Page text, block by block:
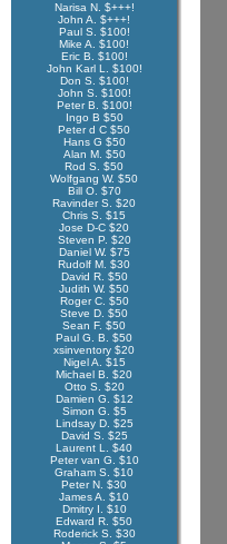
Narisa N. $+++!
John A. $+++!
Paul S. $100!
Mike A. $100!
Eric B. $100!
John Karl L. $100!
Don S. $100!
John S. $100!
Peter B. $100!
Ingo B $50
Peter d C $50
Hans G $50
Alan M. $50
Rod S. $50
Wolfgang W. $50
Bill O. $70
Ravinder S. $20
Chris S. $15
Jose D-C $20
Steven P. $20
Daniel W. $75
Rudolf M. $30
David R. $50
Judith W. $50
Roger C. $50
Steve D. $50
Sean F. $50
Paul G. B. $50
xsinventory $20
Nigel A. $15
Michael B. $20
Otto S. $20
Damien G. $12
Simon G. $5
Lindsay D. $25
David S. $25
Laurent L. $40
Peter van G. $10
Graham S. $10
Peter N. $30
James A. $10
Dmitry I. $10
Edward R. $50
Roderick S. $30